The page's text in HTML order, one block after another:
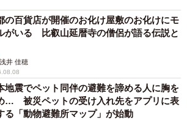
といい、「歴史的背景や地域的多様性
全国的な分布の実態と特徴の整理を行
いない”歴史情報を読み解いていきた
る。
の百貨店が開催のお化け屋敷のお化けにモ
がいる 比叡山延暦寺の僧侶が語る伝説と
浅井 佳穂
地震でペット同伴の避難を諦める人に胸を
… 被災ペットの受け入れ先をアプリに表
る「動物避難所マップ」が始動